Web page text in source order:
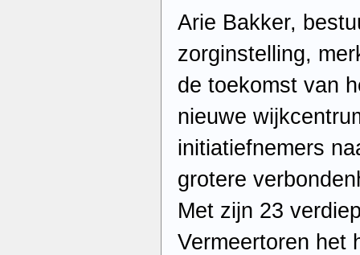
Arie Bakker,
zorginstelling,
de toekomst van
nieuwe
initiatiefnemers
grotere
Met zijn 23
Vermeertoren het